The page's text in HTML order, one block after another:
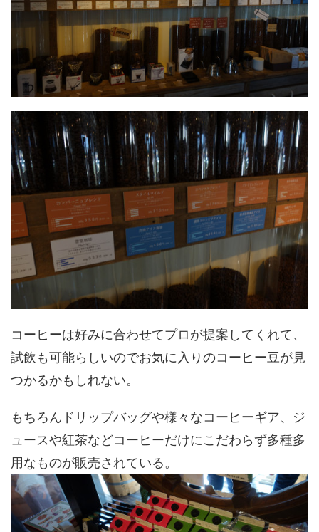
コーヒーは好みに合わせてプロが提案してくれて、
試飲も可能らしいのでお気に入りのコーヒー豆が見
つかるかもしれない。
もちろんドリップバッグや様々なコーヒーギア、ジ
ュースや紅茶などコーヒーだけにこだわらず多種多
用なものが販売されている。